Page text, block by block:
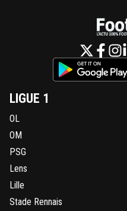
LIGUE 1
OL
OM
PSG
Lens
Lille
Stade Rennais